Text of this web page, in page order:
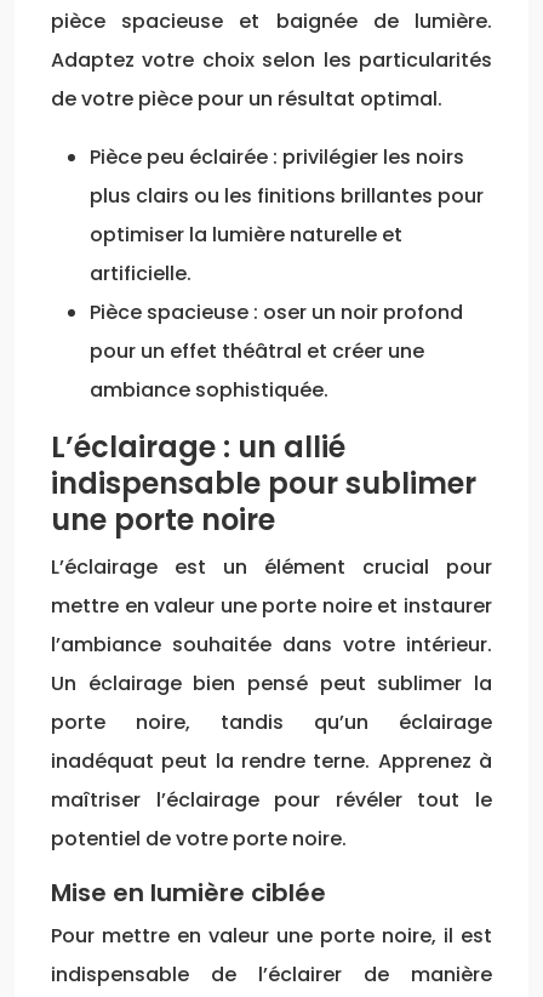
pièce spacieuse et baignée de lumière.
Adaptez votre choix selon les particularités
de votre pièce pour un résultat optimal.
Pièce peu éclairée : privilégier les noirs
plus clairs ou les finitions brillantes pour
optimiser la lumière naturelle et
artificielle.
Pièce spacieuse : oser un noir profond
pour un effet théâtral et créer une
ambiance sophistiquée.
L’éclairage : un allié
indispensable pour sublimer
une porte noire
L’éclairage est un élément crucial pour
mettre en valeur une porte noire et instaurer
l’ambiance souhaitée dans votre intérieur.
Un éclairage bien pensé peut sublimer la
porte noire, tandis qu’un éclairage
inadéquat peut la rendre terne. Apprenez à
maîtriser l’éclairage pour révéler tout le
potentiel de votre porte noire.
Mise en lumière ciblée
Pour mettre en valeur une porte noire, il est
indispensable de l’éclairer de manière